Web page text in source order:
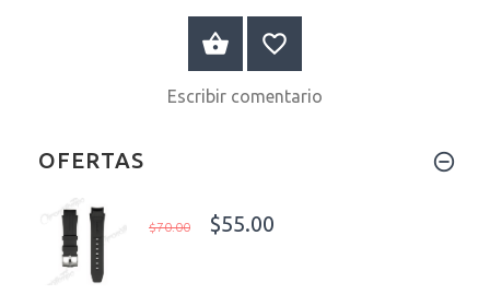
A LA CESTA
Escribir comentario
OFERTAS
$70.00 $55.00